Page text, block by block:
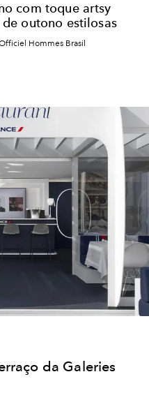
com toque artsy
outono estilosas
Hommes Brasil
da Galeries